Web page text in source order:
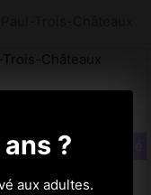
?
aux adultes.